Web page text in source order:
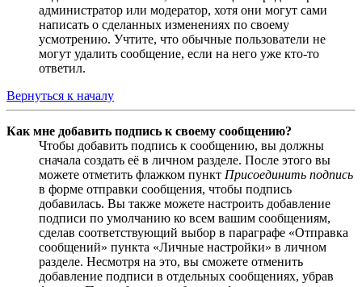
администратор или модератор, хотя они могут сами
написать о сделанных изменениях по своему
усмотрению. Учтите, что обычные пользователи не
могут удалить сообщение, если на него уже кто-то
ответил.
Вернуться к началу
Как мне добавить подпись к своему сообщению?
Чтобы добавить подпись к сообщению, вы должны
сначала создать её в личном разделе. После этого вы
можете отметить флажком пункт Присоединить подпись
в форме отправки сообщения, чтобы подпись
добавилась. Вы также можете настроить добавление
подписи по умолчанию ко всем вашим сообщениям,
сделав соответствующий выбор в параграфе «Отправка
сообщений» пункта «Личные настройки» в личном
разделе. Несмотря на это, вы сможете отменить
добавление подписи в отдельных сообщениях, убрав